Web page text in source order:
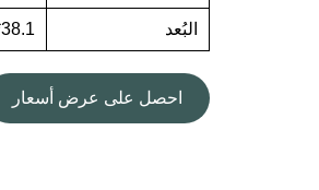
البُعد 38.1*24.9*6.4cm
احصل على عرض أسعار